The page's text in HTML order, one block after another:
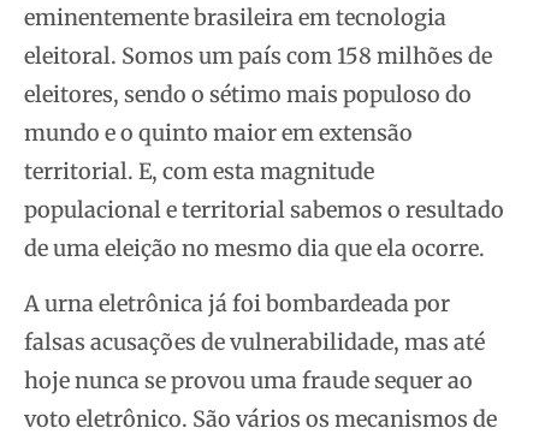
eminentemente brasileira em tecnologia
eleitoral. Somos um país com 158 milhões de
eleitores, sendo o sétimo mais populoso do
mundo e o quinto maior em extensão
territorial. E, com esta magnitude
populacional e territorial sabemos o resultado
de uma eleição no mesmo dia que ela ocorre.
A urna eletrônica já foi bombardeada por
falsas acusações de vulnerabilidade, mas até
hoje nunca se provou uma fraude sequer ao
voto eletrônico. São vários os mecanismos de